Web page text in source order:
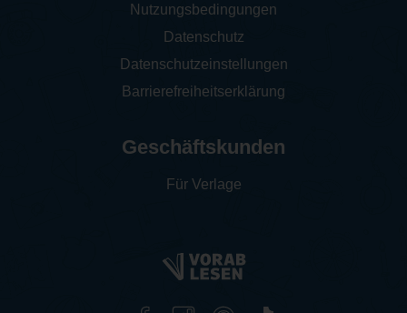
Nutzungsbedingungen
Datenschutz
Datenschutzeinstellungen
Barrierefreiheitserklärung
Geschäftskunden
Für Verlage